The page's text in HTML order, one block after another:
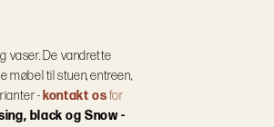
vaser. De vandrette
møbel til stuen, entreen,
- kontakt osfor
black og Snow -